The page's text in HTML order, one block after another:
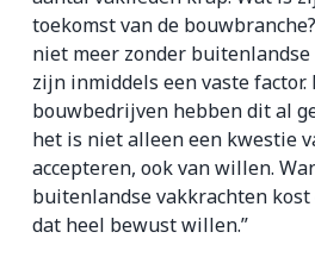
toekomst van de
niet meer zonder
zijn inmiddels een vaste
bouwbedrijven hebben dit al
het is niet alleen een kwestie
accepteren, ook van willen.
buitenlandse vakkrachten
dat heel bewust willen.”